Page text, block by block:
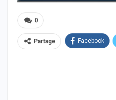
0
Partage Facebook